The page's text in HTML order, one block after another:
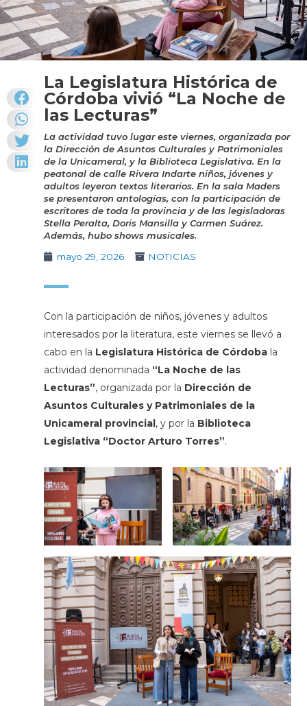
La Legislatura Histórica de
Córdoba vivió “La Noche de
las Lecturas”
La actividad tuvo lugar este viernes, organizada por
la Dirección de Asuntos Culturales y Patrimoniales
de la Unicameral, y la Biblioteca Legislativa. En la
peatonal de calle Rivera Indarte niños, jóvenes y
adultos leyeron textos literarios. En la sala Maders
se presentaron antologías, con la participación de
escritores de toda la provincia y de las legisladoras
Stella Peralta, Doris Mansilla y Carmen Suárez.
Además, hubo shows musicales.
mayo 29, 2026
NOTICIAS
Con la participación de niños, jóvenes y adultos
interesados por la literatura, este viernes se llevó a
cabo en la Legislatura Histórica de Córdobala
actividad denominada “La Noche de las
Lecturas”, organizada por la Dirección de
Asuntos Culturales y Patrimoniales de la
Unicameral provincial, y por la Biblioteca
Legislativa “Doctor Arturo Torres”.